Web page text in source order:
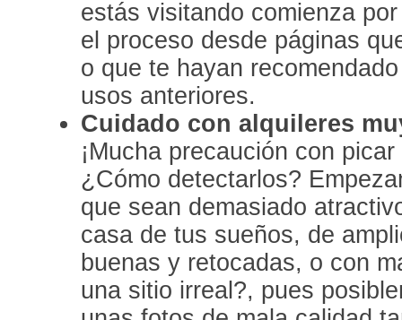
estás visitando comienza
el proceso desde páginas
o que te hayan
usos anteriores.
Cuidado con alquileres
¡Mucha precaución con
¿Cómo detectarlos?
que sean demasiado
casa de tus sueños, de
buenas y retocadas, o con
una sitio irreal?, pues